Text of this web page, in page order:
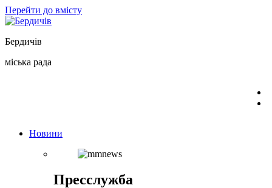
Перейти до вмісту
Бердичів
міська рада
Новини
Пресслужба